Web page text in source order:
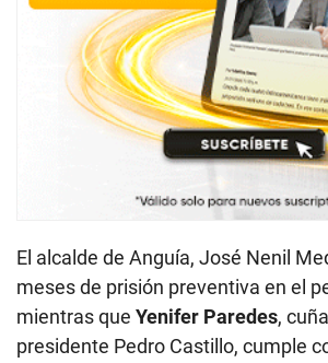
El alcalde de Anguía, José Nenil
meses de prisión preventiva en el
mientras que Yenifer Paredes,
presidente Pedro Castillo, cumple